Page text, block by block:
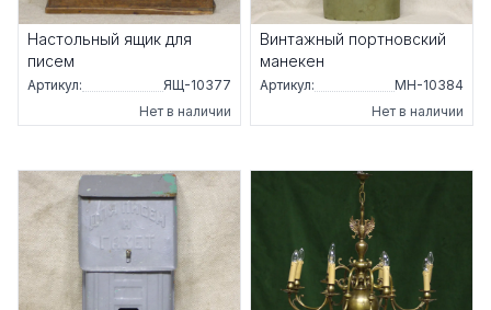
Настольный ящик для
писем
Артикул:
ЯЩ-10377
Нет в наличии
Винтажный портновский
манекен
Артикул:
МН-10384
Нет в наличии